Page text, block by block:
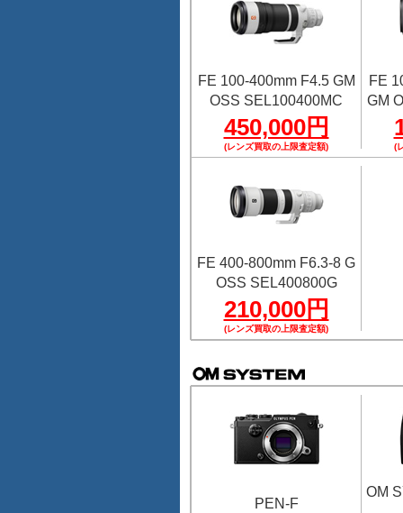
FE 100-400mm F4.5 GM
OSS SEL100400MC
450,000円
(レンズ買取の上限査定額)
FE
GM
(
FE 400-800mm F6.3-8 G
OSS SEL400800G
210,000円
(レンズ買取の上限査定額)
PEN-F
OM